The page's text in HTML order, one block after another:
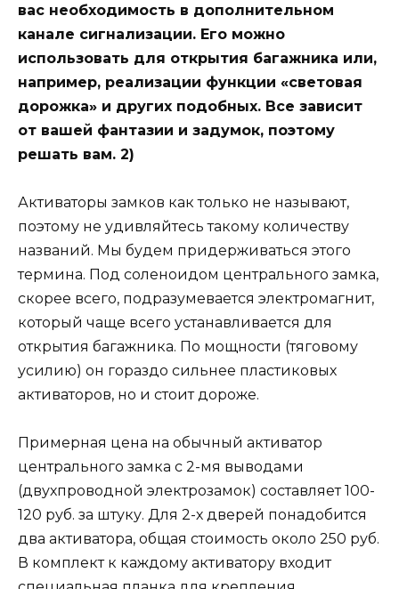
вас необходимость в дополнительном
канале сигнализации. Его можно
использовать для открытия багажника или,
например, реализации функции «световая
дорожка» и других подобных. Все зависит
от вашей фантазии и задумок, поэтому
решать вам. 2)
Активаторы замков как только не называют,
поэтому не удивляйтесь такому количеству
названий. Мы будем придерживаться этого
термина. Под соленоидом центрального замка,
скорее всего, подразумевается электромагнит,
который чаще всего устанавливается для
открытия багажника. По мощности (тяговому
усилию) он гораздо сильнее пластиковых
активаторов, но и стоит дороже.
Примерная цена на обычный активатор
центрального замка с 2-мя выводами
(двухпроводной электрозамок) составляет 100-
120 руб. за штуку. Для 2-х дверей понадобится
два активатора, общая стоимость около 250 руб.
В комплект к каждому активатору входит